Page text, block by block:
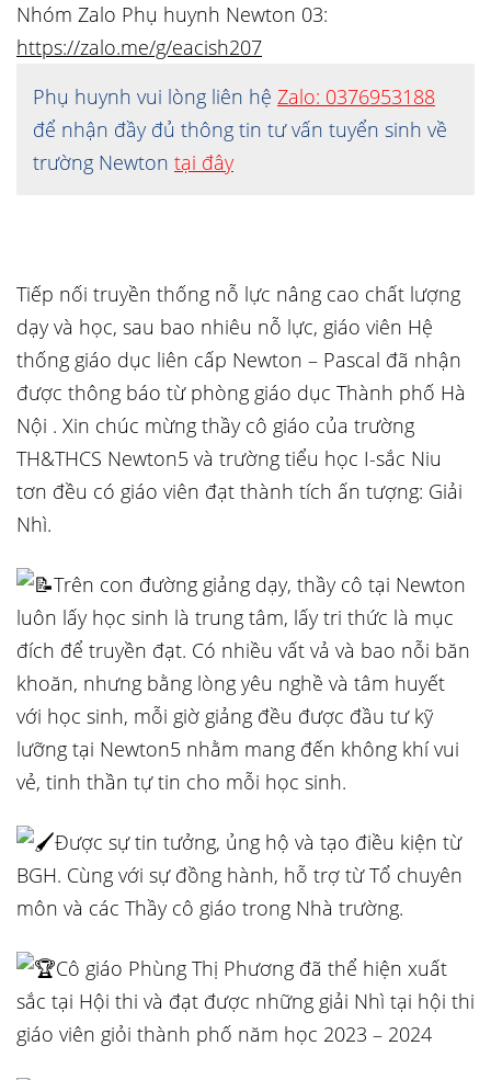
Nhóm Zalo Phụ huynh Newton 03:
https://zalo.me/g/eacish207
Phụ huynh vui lòng liên hệ Zalo: 0376953188
để nhận đầy đủ thông tin tư vấn tuyển sinh về
trường Newton tại đây
Tiếp nối truyền thống nỗ lực nâng cao chất lượng
dạy và học, sau bao nhiêu nỗ lực, giáo viên Hệ
thống giáo dục liên cấp Newton – Pascal đã nhận
được thông báo từ phòng giáo dục Thành phố Hà
Nội . Xin chúc mừng thầy cô giáo của trường
TH&THCS Newton5 và trường tiểu học I-sắc Niu
tơn đều có giáo viên đạt thành tích ấn tượng: Giải
Nhì.
Trên con đường giảng dạy, thầy cô tại Newton
luôn lấy học sinh là trung tâm, lấy tri thức là mục
đích để truyền đạt. Có nhiều vất vả và bao nỗi băn
khoăn, nhưng bằng lòng yêu nghề và tâm huyết
với học sinh, mỗi giờ giảng đều được đầu tư kỹ
lưỡng tại Newton5 nhằm mang đến không khí vui
vẻ, tinh thần tự tin cho mỗi học sinh.
Được sự tin tưởng, ủng hộ và tạo điều kiện từ
BGH. Cùng với sự đồng hành, hỗ trợ từ Tổ chuyên
môn và các Thầy cô giáo trong Nhà trường.
Cô giáo Phùng Thị Phương đã thể hiện xuất
sắc tại Hội thi và đạt được những giải Nhì tại hội thi
giáo viên giỏi thành phố năm học 2023 – 2024